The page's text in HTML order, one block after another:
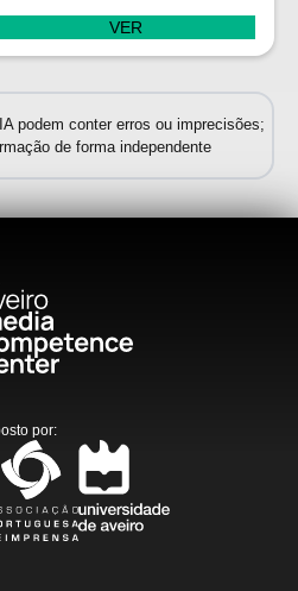
VER
podem conter erros ou imprecisões;
de forma independente
por: